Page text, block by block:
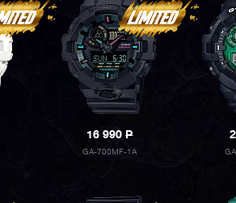
16 990P
GA-700MF-1A